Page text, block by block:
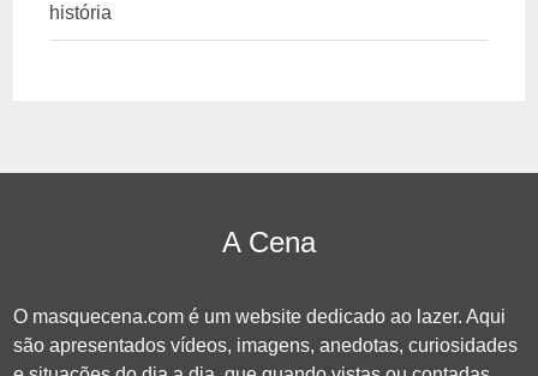
história
A Cena
O masquecena.com é um website dedicado ao lazer. Aqui
são apresentados vídeos, imagens, anedotas, curiosidades